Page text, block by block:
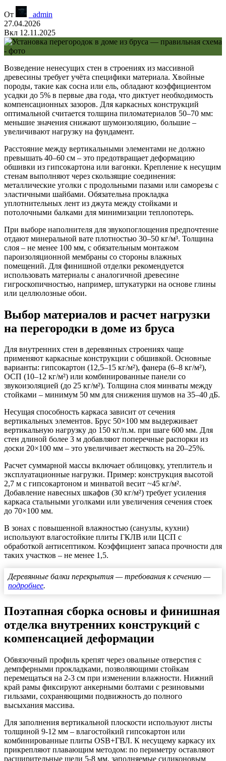
От
_admin
27.04.2026
Вкл 12.11.2025
Возведение ненесущих стен в строениях из массивной
древесины требует учёта специфики материала. Хвойные
породы, такие как сосна или ель, обладают коэффициентом
усадки до 5% в первые два года, что диктует необходимость
компенсационных зазоров. Для каркасных конструкций
оптимальной считается толщина пиломатериалов 50–70 мм:
меньшие значения снижают шумоизоляцию, большие –
увеличивают нагрузку на фундамент.
Расстояние между вертикальными элементами не должно
превышать 40–60 см – это предотвращает деформацию
обшивки из гипсокартона или вагонки. Крепление к несущим
стенам выполняют через скользящие соединения:
металлические уголки с продольными пазами или саморезы с
эластичными шайбами. Обязательна прокладка
уплотнительных лент из джута между стойками и
потолочными балками для минимизации теплопотерь.
При выборе наполнителя для звукопоглощения предпочтение
отдают минеральной вате плотностью 30–50 кг/м³. Толщина
слоя – не менее 100 мм, с обязательным монтажом
пароизоляционной мембраны со стороны влажных
помещений. Для финишной отделки рекомендуется
использовать материалы с аналогичной древесине
гигроскопичностью, например, штукатурки на основе глины
или целлюлозные обои.
Выбор материалов и расчет нагрузки
на перегородки в доме из бруса
Для внутренних стен в деревянных строениях чаще
применяют каркасные конструкции с обшивкой. Основные
варианты: гипсокартон (12,5–15 кг/м²), фанера (6–8 кг/м²),
ОСП (10–12 кг/м²) или комбинированные панели со
звукоизоляцией (до 25 кг/м²). Толщина слоя минваты между
стойками – минимум 50 мм для снижения шумов на 35–40 дБ.
Несущая способность каркаса зависит от сечения
вертикальных элементов. Брус 50×100 мм выдерживает
вертикальную нагрузку до 150 кг/п.м. при шаге 600 мм. Для
стен длиной более 3 м добавляют поперечные распорки из
доски 20×100 мм – это увеличивает жесткость на 20–25%.
Расчет суммарной массы включает облицовку, утеплитель и
эксплуатационные нагрузки. Пример: конструкция высотой
2,7 м с гипсокартоном и минватой весит ~45 кг/м².
Добавление навесных шкафов (30 кг/м²) требует усиления
каркаса стальными уголками или увеличения сечения стоек
до 70×100 мм.
В зонах с повышенной влажностью (санузлы, кухни)
используют влагостойкие плиты ГКЛВ или ЦСП с
обработкой антисептиком. Коэффициент запаса прочности для
таких участков – не менее 1,5.
Деревянные балки перекрытия — требования к сечению —
подробнее.
Поэтапная сборка основы и финишная
отделка внутренних конструкций с
компенсацией деформации
Обвязочный профиль крепят через овальные отверстия с
демпферными прокладками, позволяющими стойкам
перемещаться на 2-3 см при изменении влажности. Нижний
край рамы фиксируют анкерными болтами с резиновыми
гильзами, сохраняющими подвижность до полного
высыхания массива.
Для заполнения вертикальной плоскости используют листы
толщиной 9-12 мм – влагостойкий гипсокартон или
комбинированные плиты OSB+ГВЛ. К несущему каркасу их
прикрепляют плавающим методом: по периметру оставляют
расширительные щели 5-8 мм, заполняемые силиконовым